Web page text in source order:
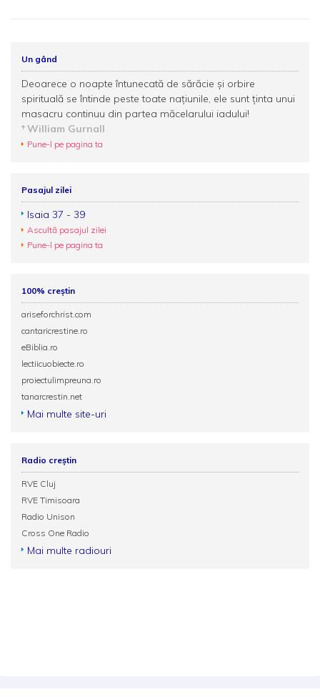
Un gând
Deoarece o noapte întunecată de sărăcie și orbire
spirituală se întinde peste toate națiunile, ele sunt ținta unui
masacru continuu din partea măcelarului iadului!
William Gurnall
Pune-l pe pagina ta
Pasajul zilei
Isaia 37 - 39
Ascultă pasajul zilei
Pune-l pe pagina ta
100% creștin
ariseforchrist.com
cantaricrestine.ro
eBiblia.ro
lectiicuobiecte.ro
proiectulimpreuna.ro
tanarcrestin.net
Mai multe site-uri
Radio creștin
RVE Cluj
RVE Timisoara
Radio Unison
Cross One Radio
Mai multe radiouri